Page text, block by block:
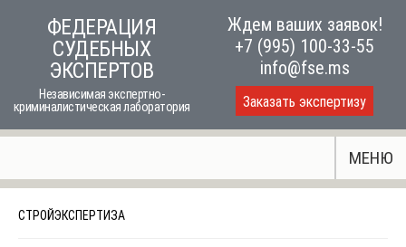
ФЕДЕРАЦИЯ
СУДЕБНЫХ
ЭКСПЕРТОВ
Независимая экспертно-
криминалистическая лаборатория
Ждем ваших заявок!
+7 (995) 100-33-55
info@fse.ms
Заказать экспертизу
МЕНЮ
СТРОЙЭКСПЕРТИЗА